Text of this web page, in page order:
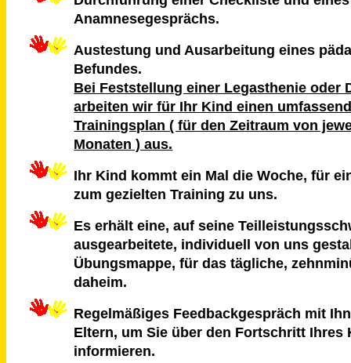
Anamnesegesprächs.
Austestung und Ausarbeitung eines
Befundes.
Bei Feststellung einer Legasthenie oder
arbeiten wir für Ihr Kind einen
Trainingsplan ( für den Zeitraum von
Monaten ) aus.
Ihr Kind kommt ein Mal die Woche, für
zum gezielten Training zu uns.
Es erhält eine, auf seine
ausgearbeitete, individuell von uns
Übungsmappe, für das tägliche,
daheim.
Regelmäßiges Feedbackgespräch mit
Eltern, um Sie über den Fortschritt Ihres
informieren.